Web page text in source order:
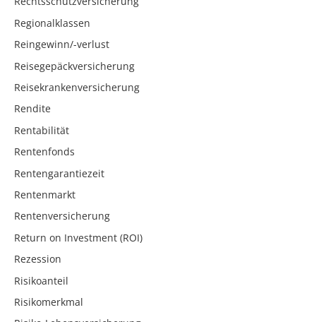
Regionalklassen
Reingewinn/-verlust
Reisegepäckversicherung
Reisekrankenversicherung
Rendite
Rentabilität
Rentenfonds
Rentengarantiezeit
Rentenmarkt
Rentenversicherung
Return on Investment (ROI)
Rezession
Risikoanteil
Risikomerkmal